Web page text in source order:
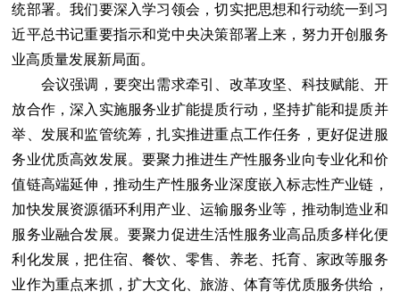
统部署。我们要深入学习领会，切实把思想和行动统一到习
近平总书记重要指示和党中央决策部署上来，努力开创服务
业高质量发展新局面。
会议强调，要突出需求牵引、改革攻坚、科技赋能、开
放合作，深入实施服务业扩能提质行动，坚持扩能和提质并
举、发展和监管统筹，扎实推进重点工作任务，更好促进服
务业优质高效发展。要聚力推进生产性服务业向专业化和价
值链高端延伸，推动生产性服务业深度嵌入标志性产业链，
加快发展资源循环利用产业、运输服务业等，推动制造业和
服务业融合发展。要聚力促进生活性服务业高品质多样化便
利化发展，把住宿、餐饮、零售、养老、托育、家政等服务
业作为重点来抓，扩大文化、旅游、体育等优质服务供给，